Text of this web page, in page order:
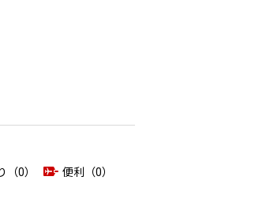
（0）
便利（0）